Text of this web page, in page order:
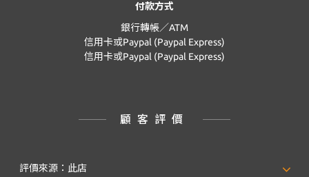
付款方式
銀行轉帳／ATM
信用卡或Paypal (Paypal Express)
信用卡或Paypal (Paypal Express)
顧客評價